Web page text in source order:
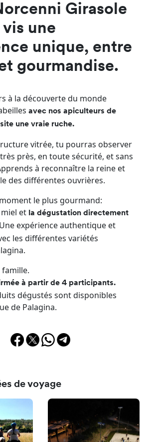
Girasole
une
unique, entre
gourmandise.
à la découverte du monde
avec nos apiculteurs de
une vraie ruche.
vitrée, tu pourras observer
près, en toute sécurité, et sans
à reconnaître la reine et
des différentes ouvrières.
le plus gourmand:
et la dégustation directement
Une expérience authentique et
les différentes variétés
famille.
à partir de 4 participants.
dégustés sont disponibles
de Palagina.
de voyage